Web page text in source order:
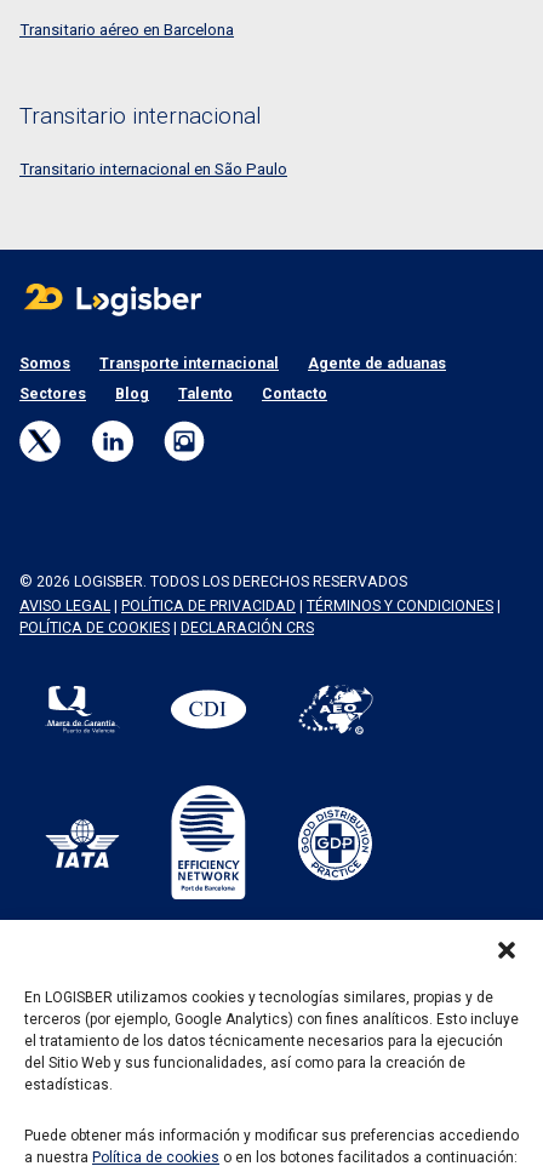
En LOGISBER utilizamos cookies y tecnologías similares, propias y de
terceros (por ejemplo, Google Analytics) con fines analíticos. Esto incluye
el tratamiento de los datos técnicamente necesarios para la ejecución
del Sitio Web y sus funcionalidades, así como para la creación de
estadísticas.
Puede obtener más información y modificar sus preferencias accediendo
a nuestra Política de cookies o en los botones facilitados a continuación:
Transitario aéreo en Barcelona
Transitario internacional
Transitario internacional en São Paulo
Somos Transporte internacional
Agente de aduanas
Sectores
Blog Talento Contacto
© 2026 LOGISBER. TODOS LOS DERECHOS RESERVADOS
AVISO LEGAL | POLÍTICA DE PRIVACIDAD | TÉRMINOS Y CONDICIONES |
POLÍTICA DE COOKIES | DECLARACIÓN CRS
PROGRAMA KIT DIGITAL FINANCIADO POR LOS
FONDOS NEXT GENERATION DEL MECANISMO DE